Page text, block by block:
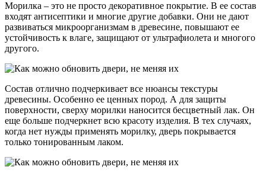
Морилка – это не просто декоративное покрытие. В ее состав
входят антисептики и многие другие добавки. Они не дают
развиваться микроорганизмам в древесине, повышают ее
устойчивость к влаге, защищают от ультрафиолета и многого
другого.
Состав отлично подчеркивает все нюансы текстуры
древесины. Особенно ее ценных пород. А для защиты
поверхности, сверху морилки наносится бесцветный лак. Он
еще больше подчеркнет всю красоту изделия. В тех случаях,
когда нет нужды применять морилку, дверь покрывается
только тонированным лаком.